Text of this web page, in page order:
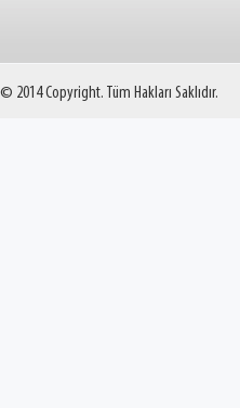
© 2014 Copyright. Tüm Hakları Saklıdır.